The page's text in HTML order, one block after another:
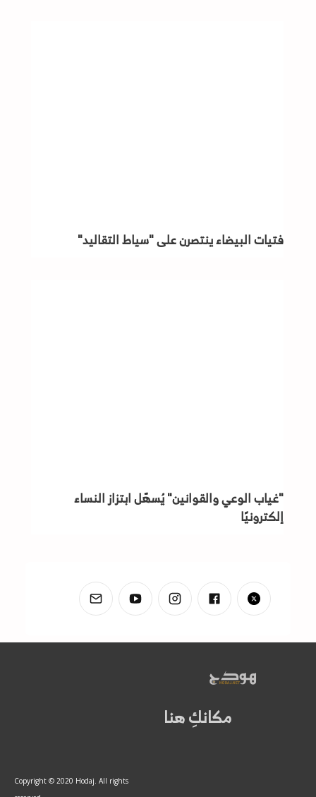
فتيات البيضاء ينتصرن على "سياط التقاليد"
"غياب الوعي والقوانين" يُسهّل ابتزاز النساء
إلكترونيًا
مكانكِ هنا
Copyright © 2020 Hodaj. All rights